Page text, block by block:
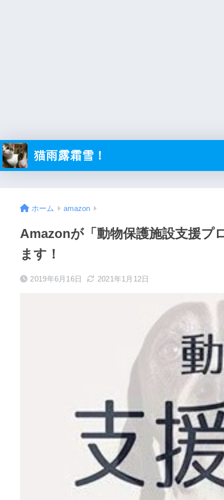
猫雨露霜雪！
ホーム amazon
Amazonが「動物保護施設支援プ
ます！
2019年6月16日 2021年1月12日